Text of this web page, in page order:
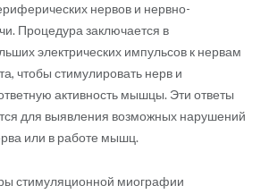
нервов и нервно-
Процедура заключается в
электрических импульсов к нервам
чтобы стимулировать нерв и
активность мышцы. Эти ответы
для выявления возможных нарушений
или в работе мышц.
стимуляционной миографии